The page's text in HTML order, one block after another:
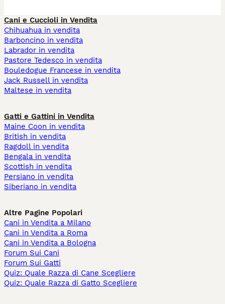
Cani e Cuccioli in Vendita
Chihuahua in vendita
Barboncino in vendita
Labrador in vendita
Pastore Tedesco in vendita
Bouledogue Francese in vendita
Jack Russell in vendita
Maltese in vendita
Gatti e Gattini in Vendita
Maine Coon in vendita
British in vendita
Ragdoll in vendita
Bengala in vendita
Scottish in vendita
Persiano in vendita
Siberiano in vendita
Altre Pagine Popolari
Cani in Vendita a Milano
Cani in Vendita a Roma
Cani in Vendita a Bologna
Forum Sui Cani
Forum Sui Gatti
Quiz: Quale Razza di Cane Scegliere
Quiz: Quale Razza di Gatto Scegliere